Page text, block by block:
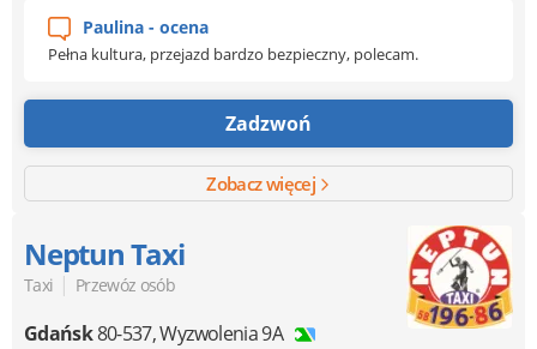
Paulina - ocena
Pełna kultura, przejazd bardzo bezpieczny, polecam.
Zadzwoń
Zobacz więcej
Neptun Taxi
Taxi | Przewóz osób
Gdańsk80-537,Wyzwolenia 9A